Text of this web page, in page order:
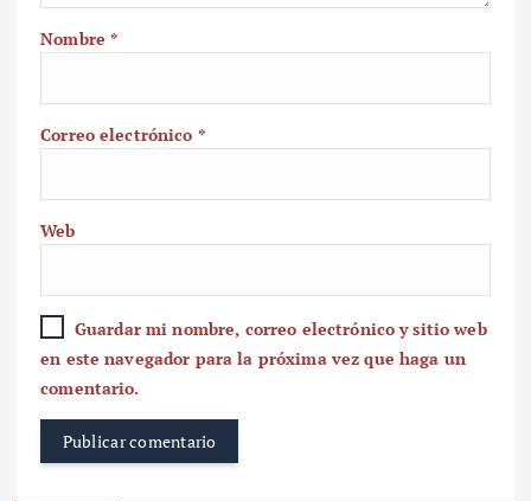
Nombre*
Correo electrónico *
Web
Guardar mi nombre, correo electrónico y sitio web
en este navegador para la próxima vez que haga un
comentario.